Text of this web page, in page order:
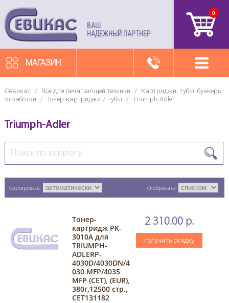
ВАШ
НАДЕЖНЫЙ ПАРТНЕР
0
МАГАЗИН
Севикас / Все для печатающей техники /
Картриджи, тубы, бункеры
отработки / Тонер-картриджи и тубы / Triumph-Adler
Triumph-Adler
Сортировать: Отображать:
Тонер-
картридж PK-
3010A для
TRIUMPH-
ADLERP-
4030D/4030DN/4
030 MFP/4035
MFP (CET), (EUR),
380г,12500 стр.,
CET131182
2 310.00 р.
получить скидку